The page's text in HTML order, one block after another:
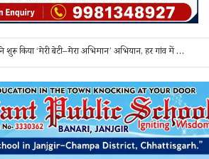
का खुलासा, एक महिला समेत 3 आरोपी गिरफ्तार